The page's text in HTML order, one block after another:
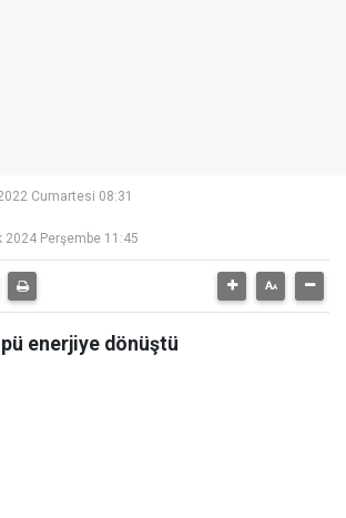
Cumartesi 08:31
2024 Perşembe 11:45
enerjiye dönüştü